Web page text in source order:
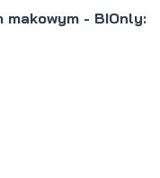
- BIOnly: